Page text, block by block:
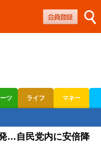
ツ ライフ マネー
…自民党内に安倍降